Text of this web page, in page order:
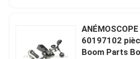
60197102
Boom Parts